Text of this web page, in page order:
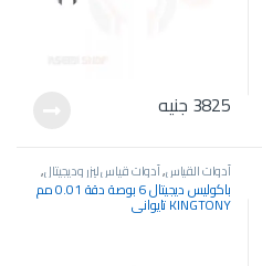
3825 جنيه
أدوات القياس,أدوات قياس ليزر وديجيتال,
باكوليس ديجيتال باكوليس ديجيتال 6 بوصة دقة 0.01 مم
KINGTONY تايواني